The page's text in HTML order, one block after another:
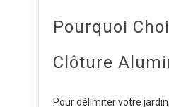
Pourquoi
Clôture
Pour délimiter votre